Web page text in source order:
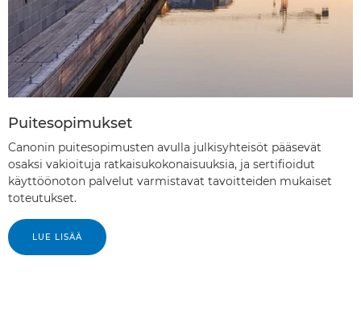
Puitesopimukset
Canonin puitesopimusten avulla julkisyhteisöt pääsevät
osaksi vakioituja ratkaisukokonaisuuksia, ja sertifioidut
käyttöönoton palvelut varmistavat tavoitteiden mukaiset
toteutukset.
LUE LISÄÄ